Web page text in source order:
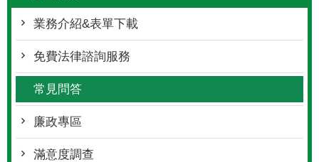
業務介紹&表單下載
免費法律諮詢服務
常見問答
廉政專區
滿意度調查